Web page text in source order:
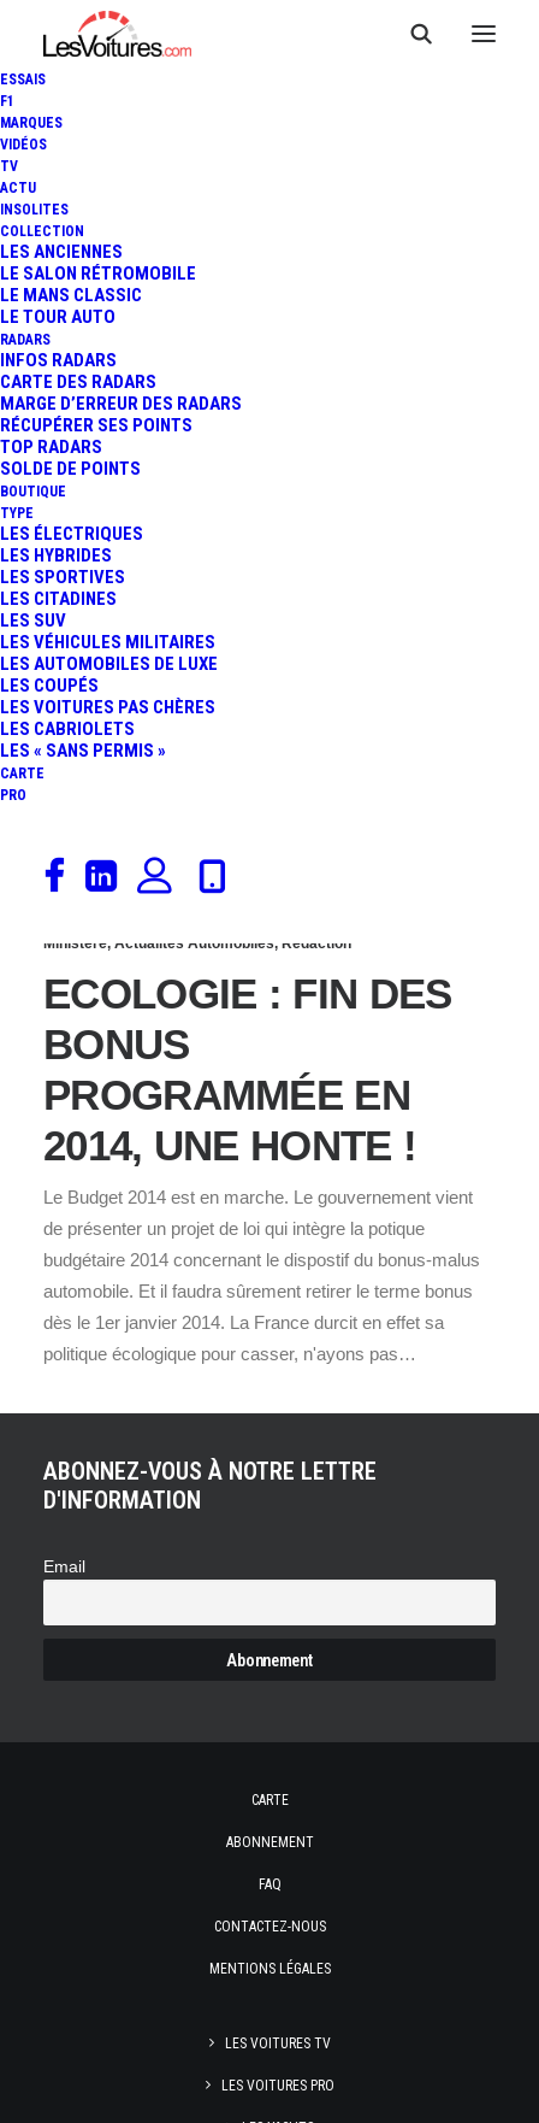
ESSAIS
F1
MARQUES
VIDÉOS
TV
ACTU
INSOLITES
COLLECTION
LES ANCIENNES
LE SALON RÉTROMOBILE
LE MANS CLASSIC
LE TOUR AUTO
RADARS
INFOS RADARS
CARTE DES RADARS
MARGE D’ERREUR DES RADARS
RÉCUPÉRER SES POINTS
TOP RADARS
SOLDE DE POINTS
BOUTIQUE
TYPE
LES ÉLECTRIQUES
LES HYBRIDES
LES SPORTIVES
LES CITADINES
LES SUV
LES VÉHICULES MILITAIRES
LES AUTOMOBILES DE LUXE
LES COUPÉS
LES VOITURES PAS CHÈRES
LES CABRIOLETS
LES « SANS PERMIS »
CARTE
PRO
9 décembre 2019
MALUS ÉCOLOGIQUE :
VERS UN « SUPER »
MALUS DE 20 000 €
Ministère, Actualités Automobiles, Rédaction
ECOLOGIE : FIN DES
BONUS
PROGRAMMÉE EN
2014, UNE HONTE !
Le Budget 2014 est en marche. Le gouvernement vient
de présenter un projet de loi qui intègre la potique
budgétaire 2014 concernant le dispostif du bonus-malus
automobile. Et il faudra sûrement retirer le terme bonus
dès le 1er janvier 2014. La France durcit en effet sa
politique écologique pour casser, n'ayons pas…
ABONNEZ-VOUS À NOTRE LETTRE
D'INFORMATION
Email
CARTE
ABONNEMENT
FAQ
CONTACTEZ-NOUS
MENTIONS LÉGALES
LES VOITURES TV
LES VOITURES PRO